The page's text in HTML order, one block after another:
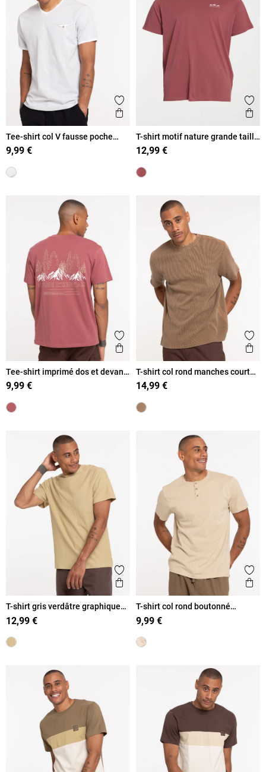
Ajouter aux favoris
Aperçu rapide
Tee-shirt col V fausse poche
homme
9,99 €
T-shirt motif nature grande taille
homme
12,99 €
Ajouter aux favoris
Aperçu rapide
Tee-shirt imprimé dos et devant
homme
9,99 €
T-shirt col rond manches courtes
homme
14,99 €
Ajouter aux favoris
Aperçu rapide
T-shirt gris verdâtre graphique
homme
12,99 €
T-shirt col rond boutonné
homme
9,99 €